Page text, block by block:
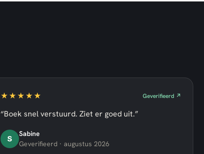
★★★★★ Geverifieerd ↗
“Boek snel verstuurd. Ziet er goed uit.”
S
Sabine
Geverifieerd · augustus 2026